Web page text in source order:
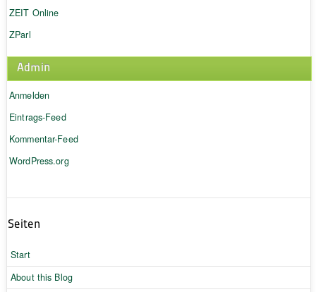
ZEIT Online
ZParl
Admin
Anmelden
Eintrags-Feed
Kommentar-Feed
WordPress.org
Seiten
Start
About this Blog